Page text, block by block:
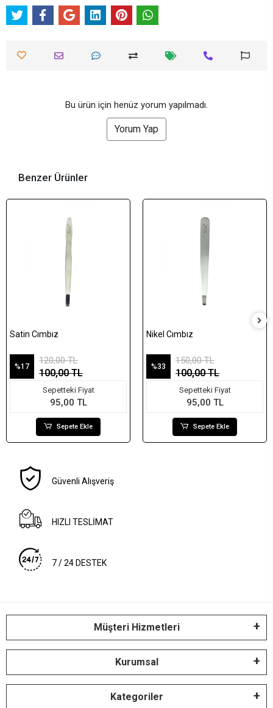
Bu ürün için henüz yorum yapılmadı.
Yorum Yap
Benzer Ürünler
Satin Cımbız
%17
120,00 TL
100,00 TL
Sepetteki Fiyat
95,00 TL
Sepete Ekle
Nikel Cımbız
%33
150,00 TL
100,00 TL
Sepetteki Fiyat
95,00 TL
Sepete Ekle
Güvenli Alışveriş
HIZLI TESLİMAT
7 / 24 DESTEK
Müşteri Hizmetleri
Kurumsal
Kategoriler